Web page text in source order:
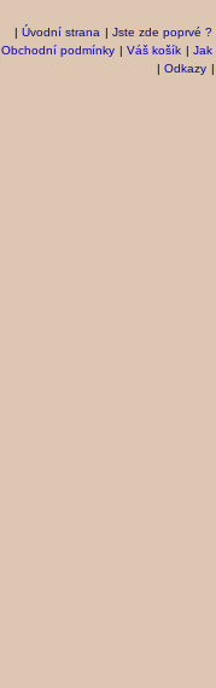
| Úvodní strana | Jste zde poprvé ?
Obchodní podmínky | Váš košík | Jak
| Odkazy